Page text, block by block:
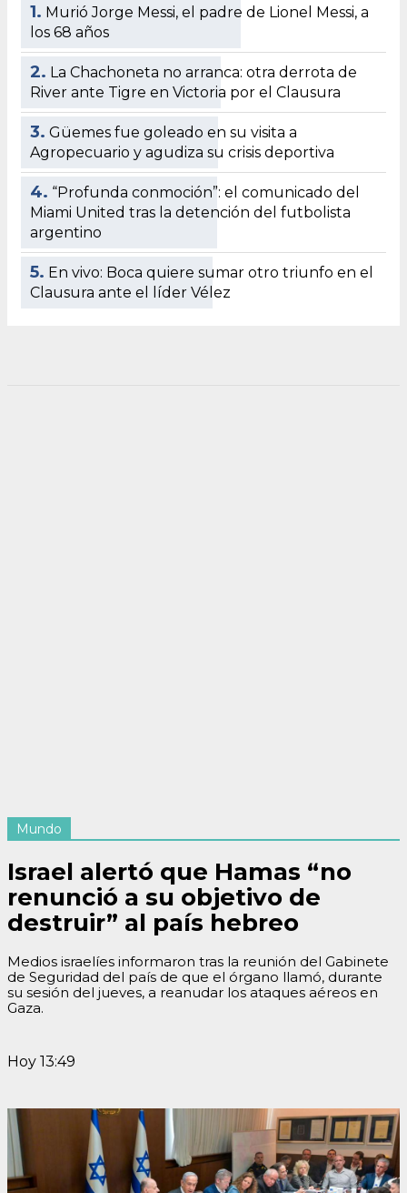
1. Murió Jorge Messi, el padre de Lionel Messi, a
los 68 años
2. La Chachoneta no arranca: otra derrota de
River ante Tigre en Victoria por el Clausura
3. Güemes fue goleado en su visita a
Agropecuario y agudiza su crisis deportiva
4. “Profunda conmoción”: el comunicado del
Miami United tras la detención del futbolista
argentino
5. En vivo: Boca quiere sumar otro triunfo en el
Clausura ante el líder Vélez